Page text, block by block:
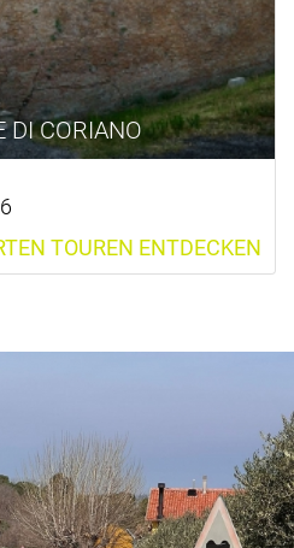
DI CORIANO
TOUREN ENTDECKEN